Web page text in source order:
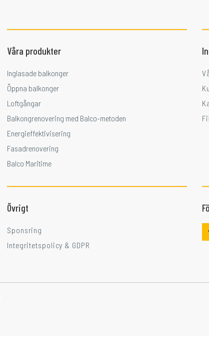
Våra produkter
Inglasade balkonger
Öppna balkonger
Loftgångar
Balkongrenovering med Balco-metoden
Energieffektivisering
Fasadrenovering
Balco Maritime
Övrigt
Sponsring
Integritetspolicy & GDPR